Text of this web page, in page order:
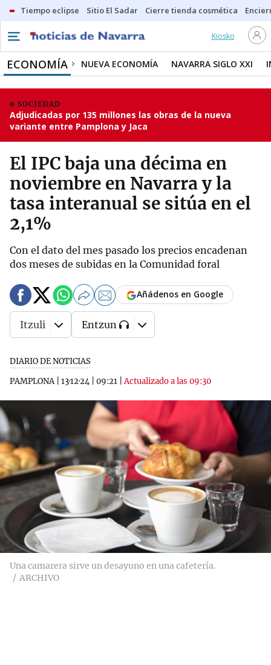
Tiempo eclipse Sitio El Sadar Cierre tienda cosmética
Kiosko
ECONOMÍA NUEVA ECONOMÍA NAVARRA SIGLO XXI
SOCIEDAD
Adjudicadas por 135 millones las obras de la nueva
variante entre Pamplona y Jaca
El IPC baja una décima en
noviembre en Navarra y la
tasa interanual se sitúa en el
2,1%
Con el dato del mes pasado los precios encadenan
dos meses de subidas en la Comunidad foral
DIARIO DE NOTICIAS
PAMPLONA| 13·12·24 09:21 |Actualizado a las 09:30
Añádenos en Google
Itzuli Entzun
Una camarera sirve un desayuno en una cafetería.
ARCHIVO